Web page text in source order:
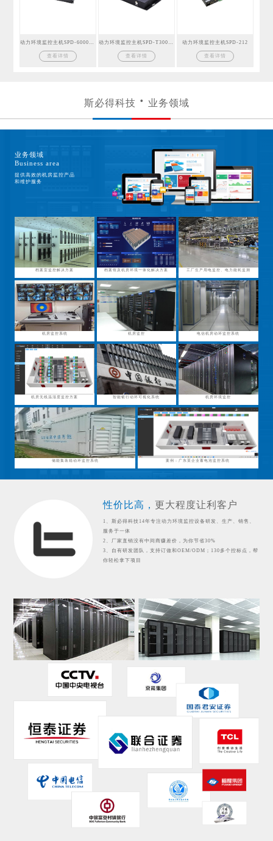
查看详情 查看详情
动力环境监控主机SPD-212
查看详情
斯必得科技 业务领域
业务领域
Business area
提供高效的机房监控产品
和维护服务
档案室监控解决方案 档案馆及机房环境一体化解决方案 工厂生产用电监控、电力能耗监测
机房监控系统 机房监控 电信机房动环监控系统
机房无线温湿度监控方案 智能银行动环可视化系统 机房环境监控
储能集装箱动环监控系统 案例：广东某企业蓄电池监控系统
性价比高， 更大程度让利客户
1、斯必得科技14年专注动力环境监控设备研发、生产、销售、
服务于一体
2、厂家直销没有中间商赚差价，为你节省30%
3、自有研发团队，支持订做和OEM/ODM；130多个控标点，帮
你轻松拿下项目